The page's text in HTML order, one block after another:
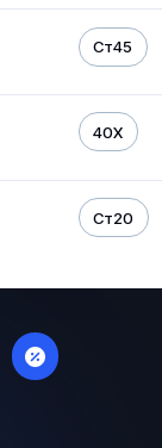
Ст45
40Х
Ст20